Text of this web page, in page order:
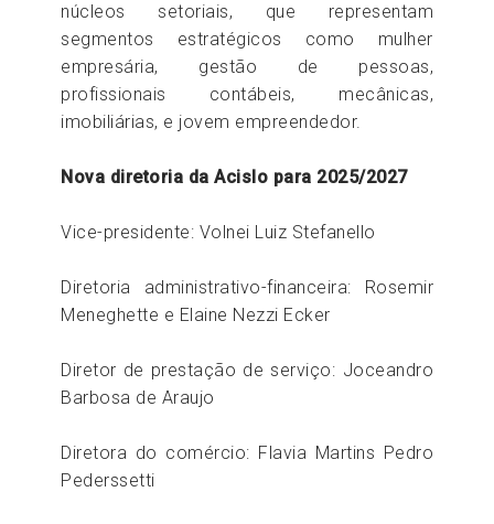
núcleos setoriais, que representam
segmentos estratégicos como mulher
empresária, gestão de pessoas,
profissionais contábeis, mecânicas,
imobiliárias, e jovem empreendedor.
Nova diretoria da Acislo para 2025/2027
Vice-presidente: Volnei Luiz Stefanello
Diretoria administrativo-financeira: Rosemir
Meneghette e Elaine Nezzi Ecker
Diretor de prestação de serviço: Joceandro
Barbosa de Araujo
Diretora do comércio: Flavia Martins Pedro
Pederssetti